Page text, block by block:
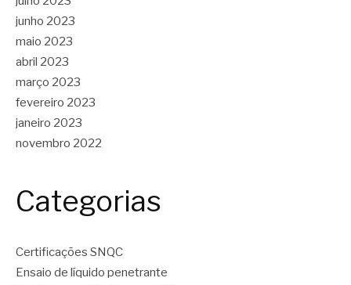
junho 2023
maio 2023
abril 2023
março 2023
fevereiro 2023
janeiro 2023
novembro 2022
Categorias
Certificações SNQC
Ensaio de líquido penetrante